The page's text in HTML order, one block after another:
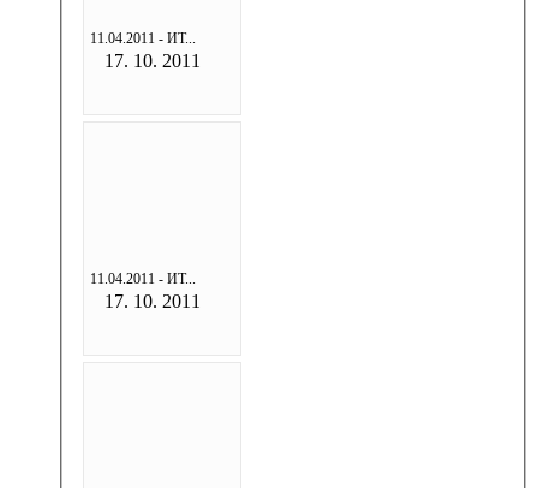
11.04.2011 - ИТ...
17. 10. 2011
11.04.2011 - ИТ...
17. 10. 2011